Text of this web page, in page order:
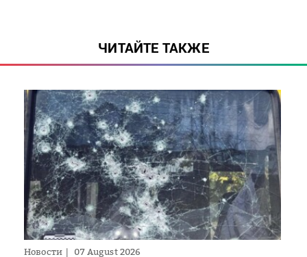
ЧИТАЙТЕ ТАКЖЕ
Новости 07 August 2026